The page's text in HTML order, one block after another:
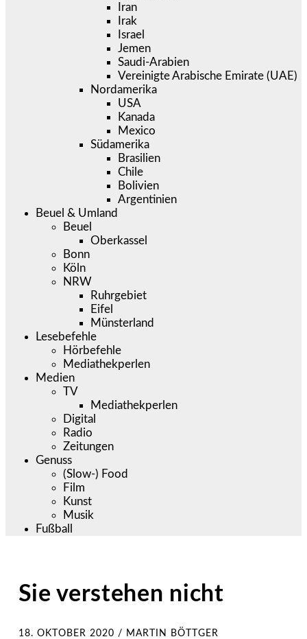
Iran
Irak
Israel
Jemen
Saudi-Arabien
Vereinigte Arabische Emirate (UAE)
Nordamerika
USA
Kanada
Mexico
Südamerika
Brasilien
Chile
Bolivien
Argentinien
Beuel & Umland
Beuel
Oberkassel
Bonn
Köln
NRW
Ruhrgebiet
Eifel
Münsterland
Lesebefehle
Hörbefehle
Mediathekperlen
Medien
TV
Mediathekperlen
Digital
Radio
Zeitungen
Genuss
(Slow-) Food
Film
Kunst
Musik
Fußball
Sie verstehen nicht
18. OKTOBER 2020 / MARTIN BÖTTGER